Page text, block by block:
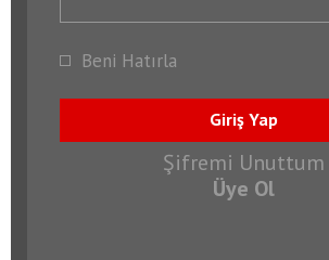
Beni Hatırla
Giriş Yap
Şifremi Unuttum
Üye Ol